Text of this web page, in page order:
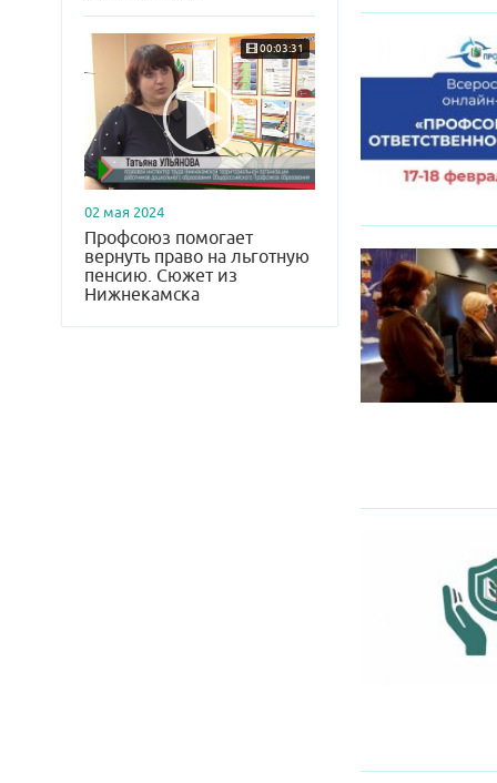
00:03:31
02 мая 2024
Профсоюз помогает
вернуть право на льготную
пенсию. Сюжет из
Нижнекамска